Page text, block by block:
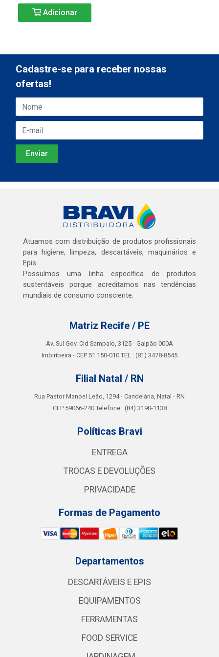
Adicionar
Cadastre-se para receber nossas
ofertas!
Atuamos com distribuição de produtos profissionais
para higiene, limpeza, descartáveis, maquinários e
Epis.
Possuímos uma linha específica de produtos
sustentáveis porque acreditamos nas tendências
mundiais de consumo consciente.
Matriz Recife / PE
Av. Sul Gov. Cid Sampaio, 3125 - Galpão 000A
Imbiribeira - CEP 51.150-010 TEL.: (81) 3478-8545
Filial Natal / RN
Rua Pastor Manoel Leão, 1294 - Candelária, Natal - RN
CEP 59066-240 Telefone.: (84) 3190-1138
Políticas Bravi
ENTREGA
TROCAS E DEVOLUÇÕES
PRIVACIDADE
Formas de Pagamento
Departamentos
DESCARTÁVEIS E EPIS
EQUIPAMENTOS
FERRAMENTAS
FOOD SERVICE